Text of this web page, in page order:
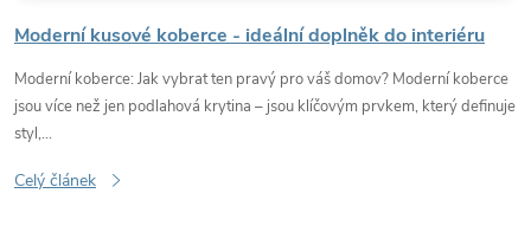
Moderní kusové koberce - ideální doplněk do interiéru
Moderní koberce: Jak vybrat ten pravý pro váš domov? Moderní koberce
jsou více než jen podlahová krytina – jsou klíčovým prvkem, který definuje
styl,...
Celý článek